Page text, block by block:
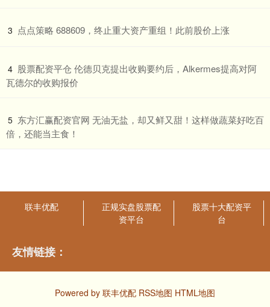
3 ​点点策略 688609，终止重大资产重组！此前股价上涨
4 ​股票配资平仓 伦德贝克提出收购要约后，Alkermes提高对阿
瓦德尔的收购报价
5 ​东方汇赢配资官网 无油无盐，却又鲜又甜！这样做蔬菜好吃百
倍，还能当主食！
联丰优配
正规实盘股票配
资平台
股票十大配资平
台
友情链接：
Powered by 联丰优配 RSS地图 HTML地图